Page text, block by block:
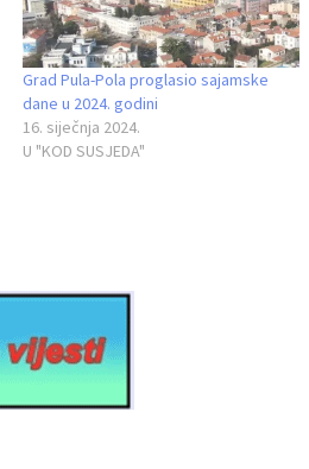
Grad Pula-Pola proglasio sajamske
dane u 2024. godini
16. siječnja 2024.
U "KOD SUSJEDA"